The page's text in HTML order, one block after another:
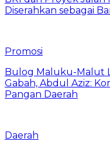
Diserahkan sebagai
Promosi
Bulog Maluku-Malut
Gabah, Abdul Aziz:
Pangan Daerah
Daerah